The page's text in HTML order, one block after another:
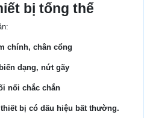
bị tổng thể
chính, chân cổng
dạng, nứt gãy
nối chắc chắn
bị có dấu hiệu bất thường.